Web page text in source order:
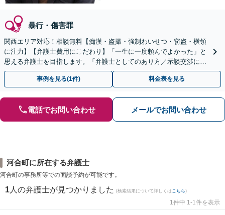
暴行・傷害罪
関西エリア対応！相談無料【痴漢・盗撮・強制わいせつ・窃盗・横領
に注力】【弁護士費用にこだわり】「一生に一度頼んでよかった」と
思える弁護士を目指します。「弁護士としてのあり方／示談交渉に義
を」「弁護士費用にこだわる」依頼者に寄り添った金額設定
事例を見る(1件) 料金表を見る
電話でお問い合わせ メールでお問い合わせ
河合町に所在する弁護士
河合町の事務所等での面談予約が可能です。
1 人の弁護士が見つかりました (検索結果について詳しくは こちら)
1件中 1-1件を表示